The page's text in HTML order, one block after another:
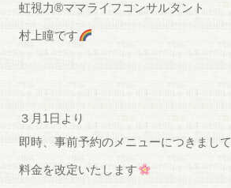
虹視力®️ママライフコンサルタント
村上瞳です
３月1日より
即時、事前予約のメニューにつきまして
料金を改定いたします